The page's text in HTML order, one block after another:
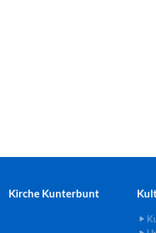
Kirche Kunterbunt